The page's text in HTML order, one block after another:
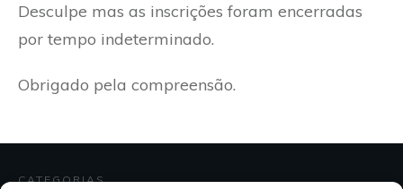
Desculpe mas as inscrições foram encerradas
por tempo indeterminado.
Obrigado pela compreensão.
CATEGORIAS